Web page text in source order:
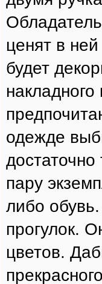
ценят в
будет
одежде
пару
либо
прогулок.
цветов.